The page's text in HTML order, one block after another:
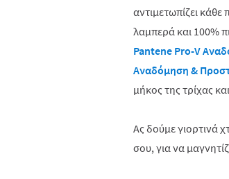
αντιμετωπίζει κάθε
λαμπερά και 100%
Pantene Pro-V
Αναδόμηση &
μήκος της τρίχας
Ας δούμε γιορτινά
σου, για να